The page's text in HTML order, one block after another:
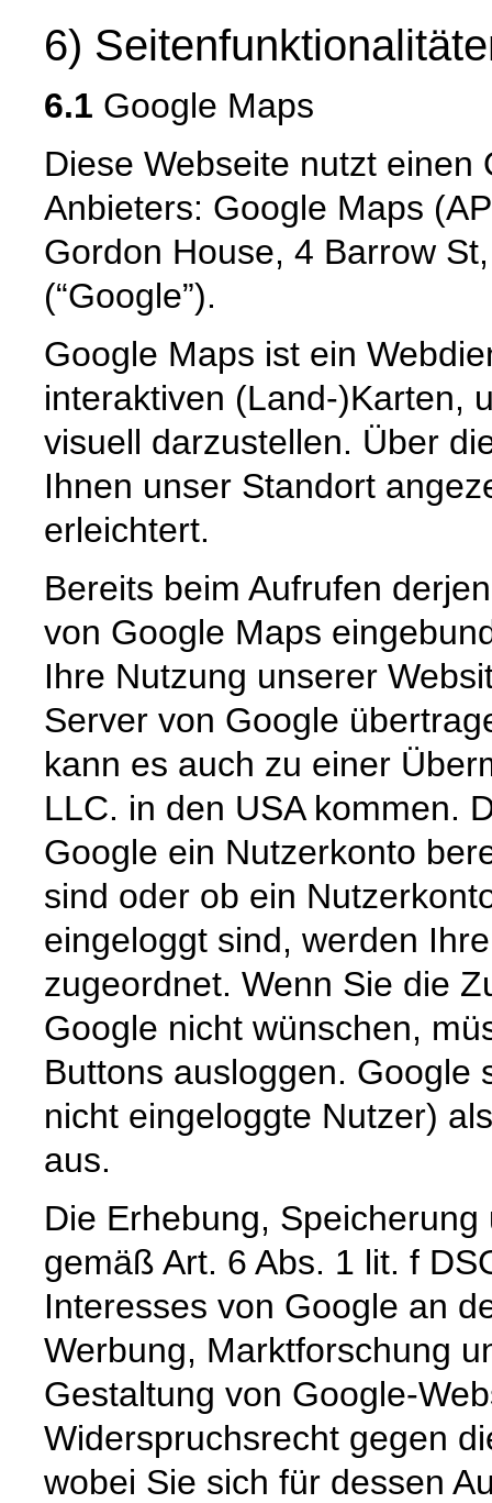
6)
6.1 Google Maps
Diese Webseite nutzt
Anbieters: Google Maps
Gordon House, 4 Barrow
(“Google”).
Google Maps ist ein
interaktiven (Land-)Karten,
visuell darzustellen. Über
Ihnen unser Standort
erleichtert.
Bereits beim Aufrufen
von Google Maps
Ihre Nutzung unserer
Server von Google
kann es auch zu einer
LLC. in den USA kommen.
Google ein Nutzerkonto
sind oder ob ein
eingeloggt sind, werden
zugeordnet. Wenn Sie die
Google nicht wünschen,
Buttons ausloggen. Google
nicht eingeloggte Nutzer)
aus.
Die Erhebung,
gemäß Art. 6 Abs. 1 lit. f
Interesses von Google an
Werbung, Marktforschung
Gestaltung von Google-
Widerspruchsrecht gegen
wobei Sie sich für dessen